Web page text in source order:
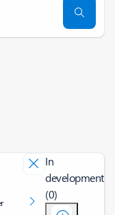
In
development
(0)